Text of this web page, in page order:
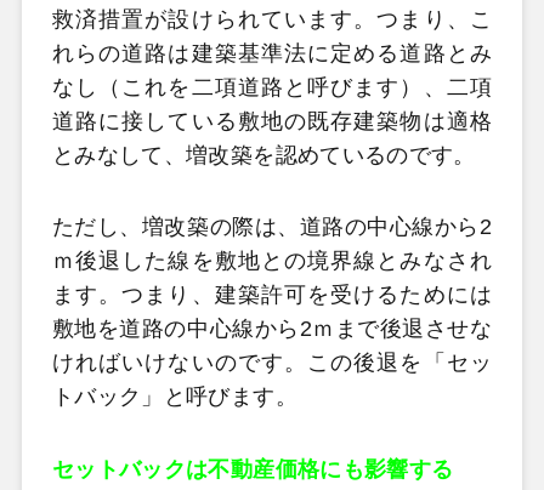
救済措置が設けられています。つまり、こ
れらの道路は建築基準法に定める道路とみ
なし（これを二項道路と呼びます）、二項
道路に接している敷地の既存建築物は適格
とみなして、増改築を認めているのです。
ただし、増改築の際は、道路の中心線から2
ｍ後退した線を敷地との境界線とみなされ
ます。つまり、建築許可を受けるためには
敷地を道路の中心線から2ｍまで後退させな
ければいけないのです。この後退を「セッ
トバック」と呼びます。
セットバックは不動産価格にも影響する